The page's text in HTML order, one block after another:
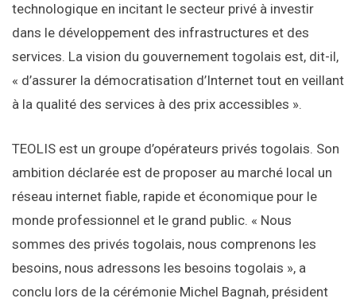
technologique en incitant le secteur privé à investir
dans le développement des infrastructures et des
services. La vision du gouvernement togolais est, dit-il,
« d’assurer la démocratisation d’Internet tout en veillant
à la qualité des services à des prix accessibles ».
TEOLIS est un groupe d’opérateurs privés togolais. Son
ambition déclarée est de proposer au marché local un
réseau internet fiable, rapide et économique pour le
monde professionnel et le grand public. « Nous
sommes des privés togolais, nous comprenons les
besoins, nous adressons les besoins togolais », a
conclu lors de la cérémonie Michel Bagnah, président